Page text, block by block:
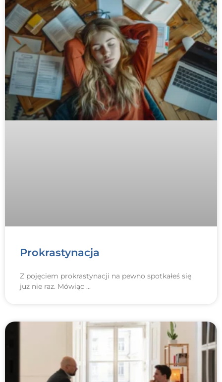
Prokrastynacja
Z pojęciem prokrastynacji na pewno spotkałeś się
już nie raz. Mówiąc